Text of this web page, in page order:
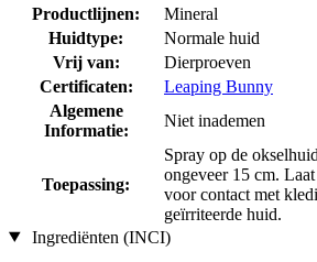
Productlijnen:
Mineral
Huidtype:
Normale huid
Vrij van:
Dierproeven
Certificaten:
Leaping Bunny
Algemene
Informatie:
Niet inademen
Toepassing:
Spray op de
ongeveer 15 cm.
voor contact met
geïrriteerde huid.
Ingrediënten (INCI)